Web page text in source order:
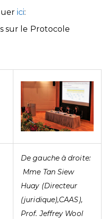
ici:
sur le Protocole
De gauche à droite:
Mme Tan Siew
Huay (Directeur
(juridique),CAAS),
Prof. Jeffrey Wool